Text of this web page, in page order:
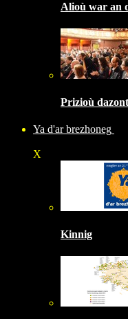
Alioù war an
Prizioù
Ya d'ar brezhoneg
X
Kinnig